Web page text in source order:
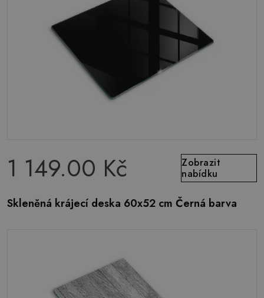
1 149.00 Kč
Zobrazit
nabídku
Skleněná krájecí deska 60x52 cm Černá barva